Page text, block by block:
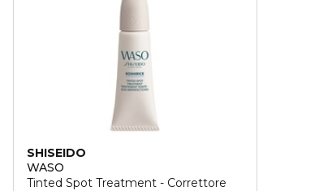
SHISEIDO
WASO
Tinted Spot Treatment - Correttore